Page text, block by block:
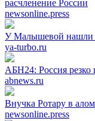
расчленение России
newsonline.press
У Малышевой нашли
ya-turbo.ru
АБН24: Россия
abnews.ru
Внучка Ротару в
newsonline.press